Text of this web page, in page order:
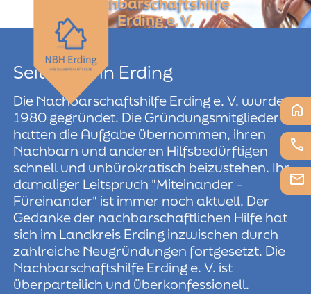
Erding e. V.
home
phone
email
Seit 1980 in Erding
Die Nachbarschaftshilfe Erding e. V. wurde
1980 gegründet. Die Gründungsmitglieder
hatten die Aufgabe übernommen, ihren
Nachbarn und anderen Hilfsbedürftigen
schnell und unbürokratisch beizustehen. Ihr
damaliger Leitspruch "Miteinander –
Füreinander" ist immer noch aktuell. Der
Gedanke der nachbarschaftlichen Hilfe hat
sich im Landkreis Erding inzwischen durch
zahlreiche Neugründungen fortgesetzt. Die
Nachbarschaftshilfe Erding e. V. ist
überparteilich und überkonfessionell.